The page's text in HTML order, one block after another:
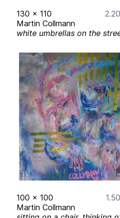
Kunstpreis
Osnabrück, Felix-
Ausstellung
Ausstellung
Osnabrück (2021)
Neuanfang,
Ausstellung
(2020)
vormorgen,
Contra, Lutherhaus
Schauräume,
Kunstförderpreis
Gedankensplitter,
130 x 110
Martin Collmann
white umbrellas on the
100 x 100
Martin Collmann